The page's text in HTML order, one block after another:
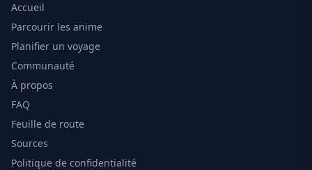
Accueil
Parcourir les anime
Planifier un voyage
Communauté
À propos
FAQ
Feuille de route
Sources
Politique de confidentialité